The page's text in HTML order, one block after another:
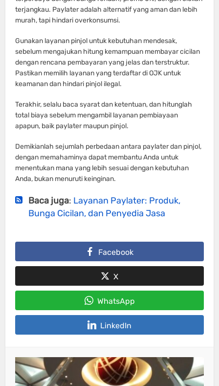
terjangkau. Paylater adalah alternatif yang aman dan lebih
murah, tapi hindari overkonsumsi.
Gunakan layanan pinjol untuk kebutuhan mendesak,
sebelum mengajukan hitung kemampuan membayar cicilan
dengan rencana pembayaran yang jelas dan terstruktur.
Pastikan memilih layanan yang terdaftar di OJK untuk
keamanan dan hindari pinjol ilegal.
Terakhir, selalu baca syarat dan ketentuan, dan hitunglah
total biaya sebelum mengambil layanan pembiayaan
apapun, baik paylater maupun pinjol.
Demikianlah sejumlah perbedaan antara paylater dan pinjol,
dengan memahaminya dapat membantu Anda untuk
menentukan mana yang lebih sesuai dengan kebutuhan
Anda, bukan menuruti keinginan.
Baca juga: Layanan Paylater: Produk,
Bunga Cicilan, dan Penyedia Jasa
Facebook
X
WhatsApp
LinkedIn